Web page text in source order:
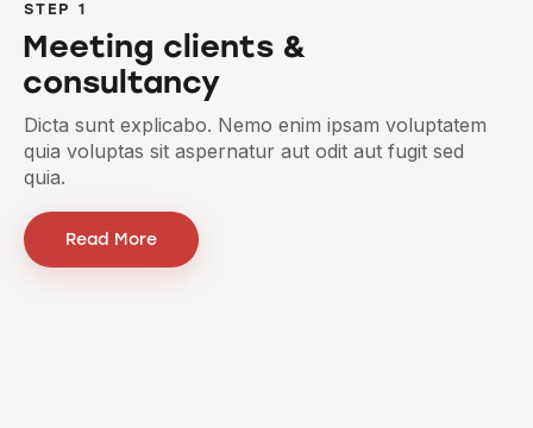
STEP 1
Meeting clients &
consultancy
Dicta sunt explicabo. Nemo enim ipsam voluptatem
quia voluptas sit aspernatur aut odit aut fugit sed
quia.
Read More